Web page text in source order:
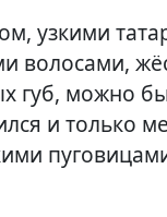
узкими
волосами,
губ, можно
и только